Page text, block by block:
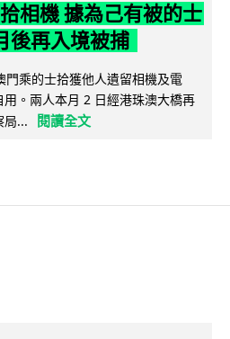
相機 據為己有被的士
後再入境被捕
乘的士拾獲他人遺留相機及電
。兩人本月 2 日經港珠澳大橋再
局...
閱讀全文